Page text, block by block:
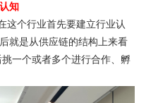
知
这个行业首先要建立行业认
就是从供应链的结构上来看
一个或者多个进行合作、孵